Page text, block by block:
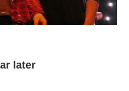
later